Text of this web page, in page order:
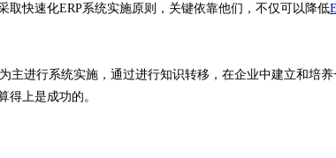
快速化ERP系统实施原则，关键依靠他们，不仅可以降低
行系统实施，通过进行知识转移，在企业中建立和培
得上是成功的。